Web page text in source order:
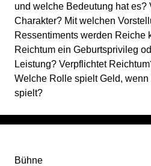
und welche Bedeutung hat es?
Charakter? Mit welchen
Ressentiments werden Reiche
Reichtum ein Geburtsprivileg
Leistung? Verpflichtet
Welche Rolle spielt Geld,
spielt?
Bühne